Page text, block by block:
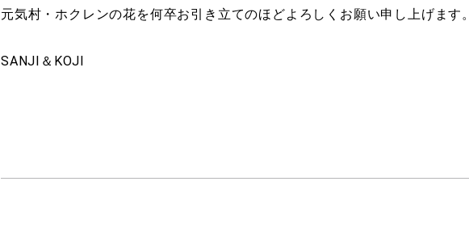
元気村・ホクレンの花を何卒お引き立てのほどよろしくお願い申し上げます。
SANJI＆KOJI